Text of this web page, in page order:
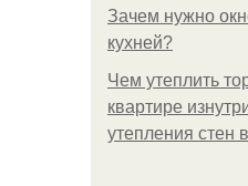
Зачем нужно
кухней?
Чем утеплить
квартире
утепления стен